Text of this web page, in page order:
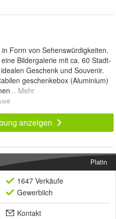
Form von Sehenswürdigkeiten.
Bildergalerie mit ca. 60 Stadt-
Geschenk und Souvenir.
geschenkebox (Aluminium)
... Mehr
anzeigen
Platin
1647 Verkäufe
Gewerblich
Kontakt